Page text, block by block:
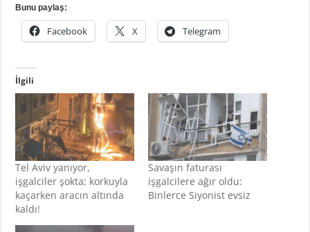
Bunu paylaş:
Facebook X Telegram
İlgili
Tel Aviv yanıyor,
işgalciler şokta; korkuyla
kaçarken aracın altında
kaldı!
Savaşın faturası
işgalcilere ağır oldu:
Binlerce Siyonist evsiz